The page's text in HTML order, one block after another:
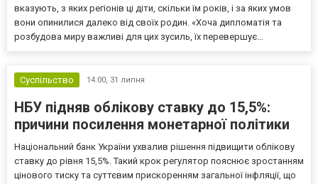
вказують, з яких регіонів ці діти, скільки їм років, і за яких умов
вони опинилися далеко від своїх родин. «Хоча дипломатія та
розбудова миру важливі для цих зусиль, їх перевершує...
Суспільство 14:00, 31 липня
НБУ підняв облікову ставку до 15,5%:
причини посилення монетарної політики
Національний банк України ухвалив рішення підвищити облікову
ставку до рівня 15,5%. Такий крок регулятор пояснює зростанням
цінового тиску та суттєвим прискоренням загальної інфляції, що